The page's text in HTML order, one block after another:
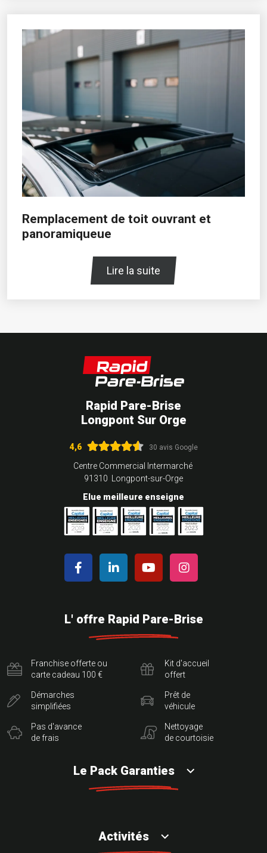
Remplacement de toit ouvrant et
panoramiqueue
Lire la suite
Rapid Pare-Brise
Longpont Sur Orge
4,6 30 avis Google
Centre Commercial Intermarché
91310 Longpont-sur-Orge
Elue meilleure enseigne
L' offre Rapid Pare-Brise
Franchise offerte ou
carte cadeau 100 €
Démarches
simplifiées
Pas d'avance
de frais
Kit d'accueil
offert
Prêt de
véhicule
Nettoyage
de courtoisie
Le Pack Garanties
Activités